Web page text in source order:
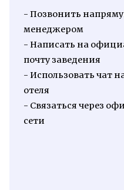
- Позвонить
менеджером
- Написать на
почту заведения
- Использовать чат
отеля
- Связаться через
сети